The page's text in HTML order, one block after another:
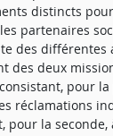
distincts
partenaires
des
des deux
pour la
réclamations
pour la